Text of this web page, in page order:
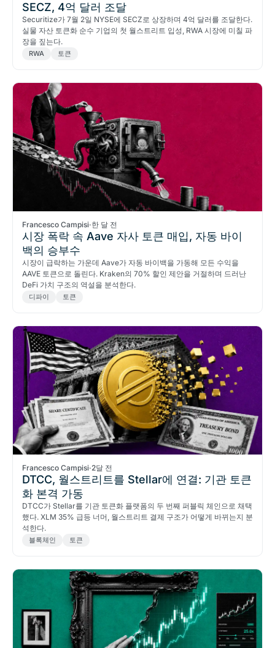
SECZ, 4억 달러 조달
Securitize가 7월 2일 NYSE에 SECZ로 상장하며 4억 달러를 조달한다.
실물 자산 토큰화 순수 기업의 첫 월스트리트 입성, RWA 시장에 미칠 파
장을 짚는다.
RWA 토큰
Francesco Campisi·한 달 전
시장 폭락 속 Aave 자사 토큰 매입, 자동 바이
백의 승부수
시장이 급락하는 가운데 Aave가 자동 바이백을 가동해 모든 수익을
AAVE 토큰으로 돌린다. Kraken의 70% 할인 제안을 거절하며 드러난
DeFi 가치 구조의 역설을 분석한다.
디파이 토큰
Francesco Campisi·2달 전
DTCC, 월스트리트를 Stellar에 연결: 기관 토큰
화 본격 가동
DTCC가 Stellar를 기관 토큰화 플랫폼의 두 번째 퍼블릭 체인으로 채택
했다. XLM 35% 급등 너머, 월스트리트 결제 구조가 어떻게 바뀌는지 분
석한다.
블록체인 토큰